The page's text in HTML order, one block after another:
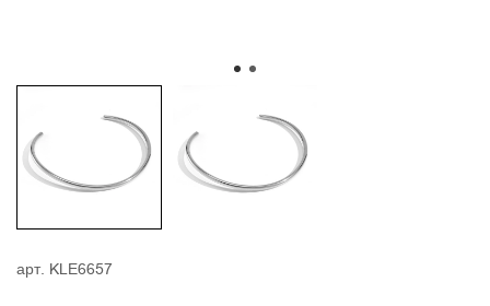
арт. KLE6657